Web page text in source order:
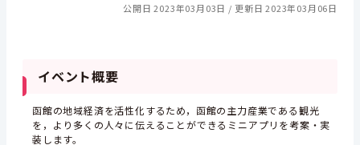
公開日 2023年03月03日 更新日 2023年03月06日
イベント概要
函館の地域経済を活性化するため，函館の主力産業である観光
を，より多くの人々に伝えることができるミニアプリを考案・実
装します。